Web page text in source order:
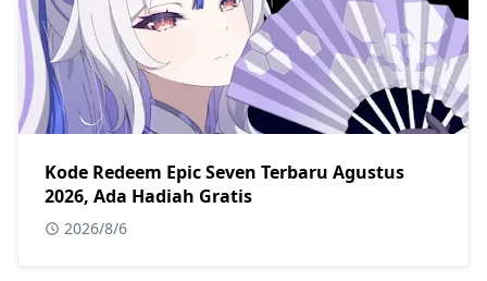
Kode Redeem Epic Seven Terbaru Agustus
2026, Ada Hadiah Gratis
2026/8/6